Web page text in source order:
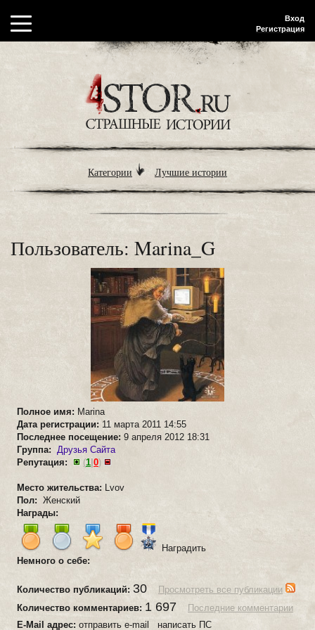
Вход
Регистрация
Категории Лучшие истории
Пользователь: Marina_G
Полное имя: Marina
Дата регистрации: 11 марта 2011 14:55
Последнее посещение: 9 апреля 2012 18:31
Группа: Друзья Сайта
Репутация:
(1 0)
Место жительства: Lvov
Пол: Женский
Награды:
Наградить
Немного о себе:
Количество публикаций: 30
Просмотреть все публикации
Количество комментариев: 1 697
Последние комментарии
E-Mail адрес: отправить e-mail написать ПС